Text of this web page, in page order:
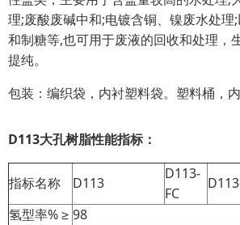
理;废酸废碱中和;电镀含铜、镍废水处理
和制糖等,也可用于废液的回收和处理，
提纯。
包装：编织袋，内衬塑料袋。塑料桶，内
D113大孔树脂性能指标：
指标名称 D113
D113-
FC
氢型率% ≥ 98